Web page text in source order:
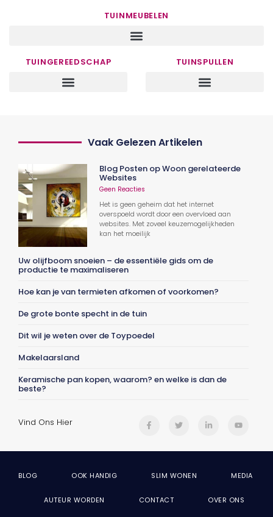
TUINMEUBELEN
TUINGEREEDSCHAP TUINSPULLEN
Vaak Gelezen Artikelen
Blog Posten op Woon gerelateerde
Websites
Geen Reacties
Het is geen geheim dat het internet
overspoeld wordt door een overvloed aan
websites. Met zoveel keuzemogelijkheden
kan het moeilijk
Uw olijfboom snoeien – de essentiële gids om de
productie te maximaliseren
Hoe kan je van termieten afkomen of voorkomen?
De grote bonte specht in de tuin
Dit wil je weten over de Toypoedel
Makelaarsland
Keramische pan kopen, waarom? en welke is dan de
beste?
Vind Ons Hier
BLOG OOK HANDIG SLIM WONEN MEDIA
AUTEUR WORDEN CONTACT OVER ONS